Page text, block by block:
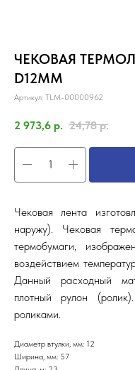
ЧЕКОВАЯ
D12ММ
Артикул: TLM-00000962
2 973,6 р. 24,78 р.
Чековая лента
наружу). Чековая
термобумаги,
воздействием
Данный расходный
плотный рулон
роликами.
Диаметр втулки, мм: 12
Ширина, мм: 57